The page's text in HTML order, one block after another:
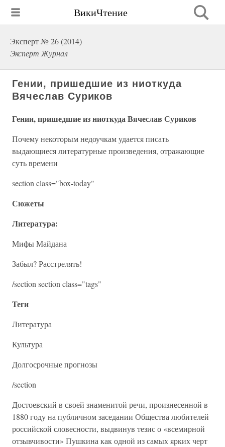
ВикиЧтение
Эксперт № 26 (2014)
Эксперт Журнал
Гении, пришедшие из ниоткуда
Вячеслав Суриков
Гении, пришедшие из ниоткуда Вячеслав Суриков
Почему некоторым недоучкам удается писать
выдающиеся литературные произведения, отражающие
суть времени
section class="box-today"
Сюжеты
Литература:
Мифы Майдана
Забыл? Расстрелять!
/section section class="tags"
Теги
Литература
Культура
Долгосрочные прогнозы
/section
Достоевский в своей знаменитой речи, произнесенной в
1880 году на публичном заседании Общества любителей
российской словесности, выдвинув тезис о «всемирной
отзывчивости» Пушкина как одной из самых ярких черт